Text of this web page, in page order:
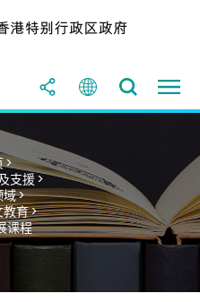
>
支援 >
>
育 >
课程